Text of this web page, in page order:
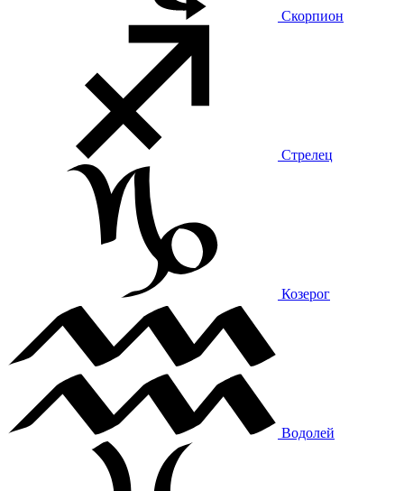
Скорпион
Стрелец
Козерог
Водолей